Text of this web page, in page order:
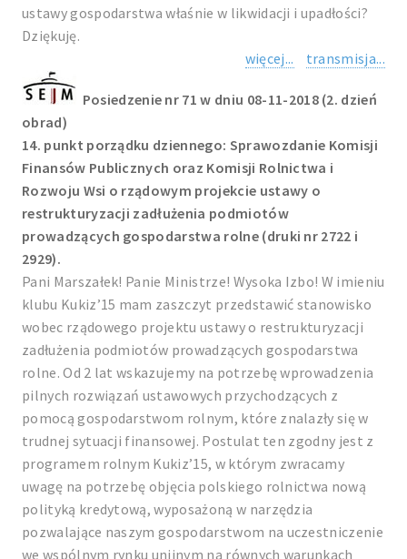
ustawy gospodarstwa właśnie w likwidacji i upadłości?
Dziękuję.
więcej...
transmisja...
Posiedzenie nr 71 w dniu 08-11-2018 (2. dzień
obrad)
14. punkt porządku dziennego: Sprawozdanie Komisji
Finansów Publicznych oraz Komisji Rolnictwa i
Rozwoju Wsi o rządowym projekcie ustawy o
restrukturyzacji zadłużenia podmiotów
prowadzących gospodarstwa rolne (druki nr 2722 i
2929).
Pani Marszałek! Panie Ministrze! Wysoka Izbo! W imieniu
klubu Kukiz’15 mam zaszczyt przedstawić stanowisko
wobec rządowego projektu ustawy o restrukturyzacji
zadłużenia podmiotów prowadzących gospodarstwa
rolne. Od 2 lat wskazujemy na potrzebę wprowadzenia
pilnych rozwiązań ustawowych przychodzących z
pomocą gospodarstwom rolnym, które znalazły się w
trudnej sytuacji finansowej. Postulat ten zgodny jest z
programem rolnym Kukiz’15, w którym zwracamy
uwagę na potrzebę objęcia polskiego rolnictwa nową
polityką kredytową, wyposażoną w narzędzia
pozwalające naszym gospodarstwom na uczestniczenie
we wspólnym rynku unijnym na równych warunkach